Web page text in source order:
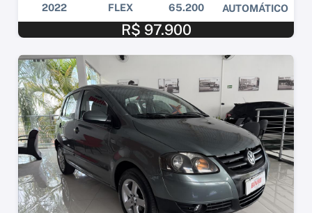
2022 FLEX 65.200 AUTOMÁTICO
R$ 97.900